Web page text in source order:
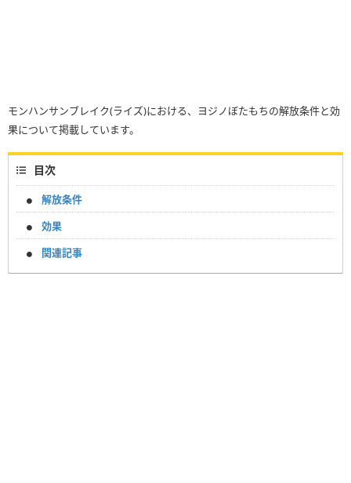
モンハンサンブレイク(ライズ)における、ヨジノぼたもちの解放条件と効
果について掲載しています。
目次
解放条件
効果
関連記事